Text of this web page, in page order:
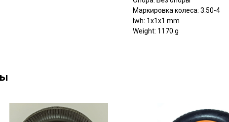
Маркировка колеса: 3.50-4
lwh: 1x1x1 mm
Weight: 1170 g